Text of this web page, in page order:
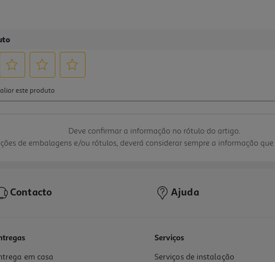
Deve confirmar a informação no rótulo do artigo.
de embalagens e/ou rótulos, deverá considerar sempre a informação
Contacto Ajuda
em casa
Serviços
Serviços de instalação